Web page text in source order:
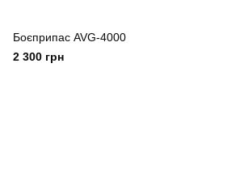
Боєприпас AVG-4000
2 300 грн